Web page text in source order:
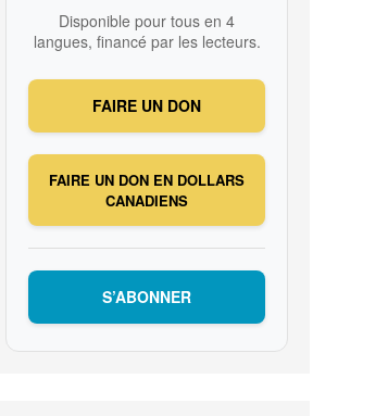
Disponible pour tous en 4
langues, financé par les lecteurs.
FAIRE UN DON
FAIRE UN DON EN DOLLARS
CANADIENS
S’ABONNER